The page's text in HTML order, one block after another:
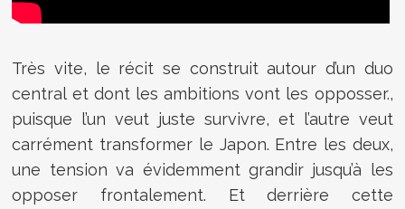
Très vite, le récit se construit autour d’un duo
central et dont les ambitions vont les opposser.,
puisque l’un veut juste survivre, et l’autre veut
carrément transformer le Japon. Entre les deux,
une tension va évidemment grandir jusqu’à les
opposer frontalement. Et derrière cette